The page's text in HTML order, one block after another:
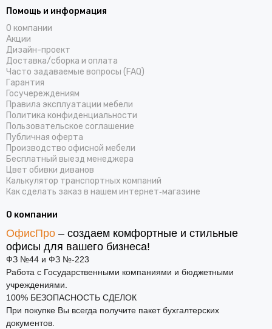
Помощь и информация
О компании
Акции
Дизайн-проект
Доставка/cборка и оплата
Часто задаваемые вопросы (FAQ)
Гарантия
Госучереждениям
Правила эксплуатации мебели
Политика конфиденциальности
Пользовательское соглашение
Публичная оферта
Производство офисной мебели
Бесплатный выезд менеджера
Цвет обивки диванов
Калькулятор транспортных компаний
Как сделать заказ в нашем интернет‑магазине
О компании
ОфисПро – создаем комфортные и стильные
офисы для вашего бизнеса!
ФЗ №44 и ФЗ №-223
Работа с Государственными компаниями и бюджетными
учреждениями.
100% БЕЗОПАСНОСТЬ СДЕЛОК
При покупке Вы всегда получите пакет бухгалтерских
документов.